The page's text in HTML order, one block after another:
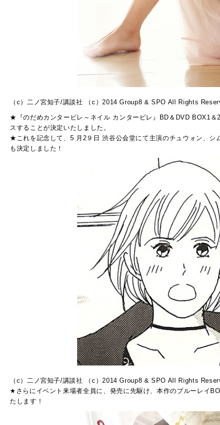
（c）二ノ宮知子/講談社 （c）2014 Group8 & SPO All Rights
★『のだめカンタービレ～ネイル カンタービレ』BD＆DVD BOX1
スすることが決定いたしました。
★これを記念して、5 月2９日 渋谷公会堂にて主演のチュウォン、シ
も決定しました！
（c）二ノ宮知子/講談社 （c）2014 Group8 & SPO All Rights
★さらにイベント来場者全員に、発売に先駆け、本作のブルーレイ
たします！